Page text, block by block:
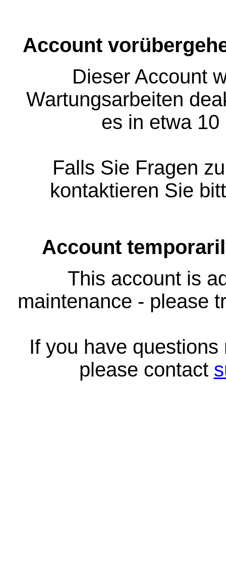
Account
Dieser Account
Wartungsarbeiten
es in etwa
Falls Sie Fragen
kontaktieren Sie
Account
This account is
maintenance - please
If you have
please contact